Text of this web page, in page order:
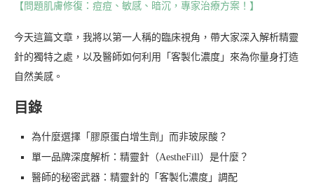
【問題肌膚修復：痘痘、敏感、暗沉，專家治療方案！】
今天這篇文章，我將以第一人稱的臨床視角，帶大家深入解析精靈
針的獨特之處，以及醫師如何利用「客製化濃度」來為你量身打造
自然美感。
目錄
為什麼選擇「膠原蛋白增生劑」而非玻尿酸？
單一品牌深度解析：精靈針（AestheFill）是什麼？
醫師的秘密武器：精靈針的「客製化濃度」調配